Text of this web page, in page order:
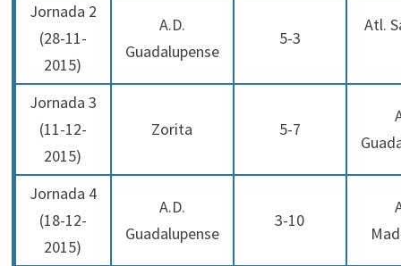
Jornada 2
(28-11-
2015)
A.D.
Guadalupense
5-3
Atl.
Jornada 3
(11-12-
2015)
Zorita 5-7
Jornada 4
(18-12-
2015)
A.D.
Guadalupense
3-10